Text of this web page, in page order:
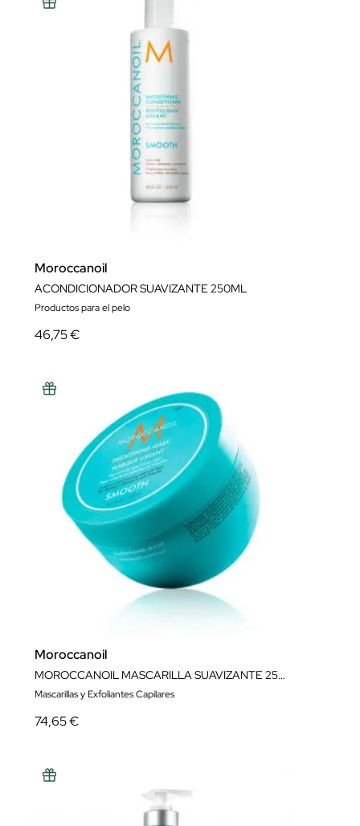
Moroccanoil
ACONDICIONADOR SUAVIZANTE 250ML
Productos para el pelo
46,75 €
Moroccanoil
MOROCCANOIL MASCARILLA SUAVIZANTE 250ML
Mascarillas y Exfoliantes Capilares
74,65 €